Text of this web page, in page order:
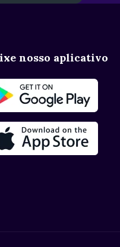
nosso aplicativo